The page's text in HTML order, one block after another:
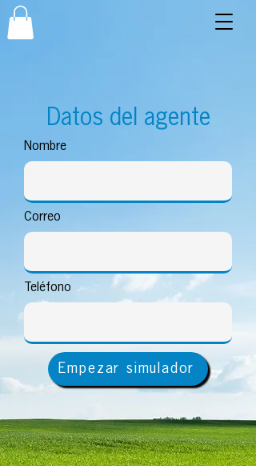
Datos del agente
Nombre
Correo
Teléfono
Empezar simulador